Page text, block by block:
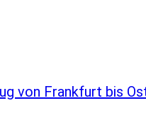
von Frankfurt bis